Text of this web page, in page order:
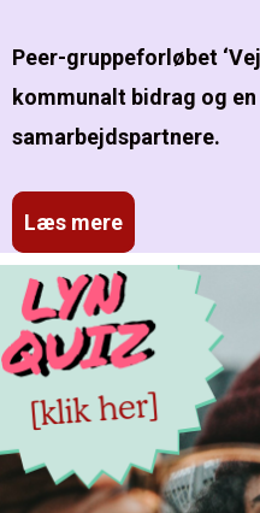
Peer-gruppeforløbet
kommunalt bidrag og
samarbejdspartnere.
Læs mere